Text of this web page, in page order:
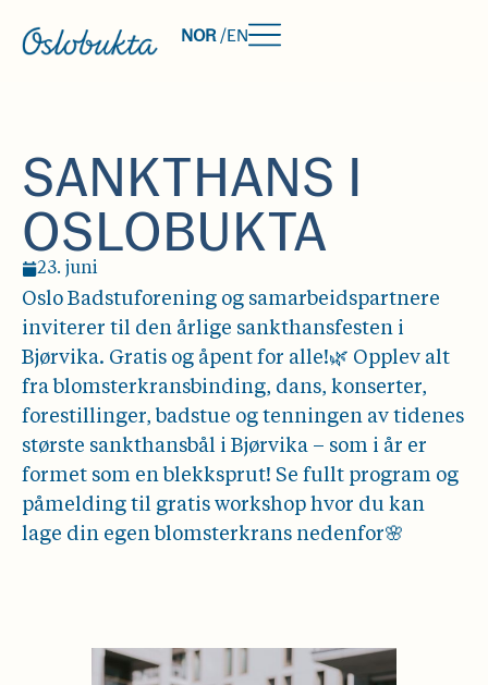
NOR/EN
SANKTHANS I
OSLOBUKTA
23. juni
Oslo Badstuforening og samarbeidspartnere
inviterer til den årlige sankthansfesten i
Bjørvika. Gratis og åpent for alle!🌿 Opplev alt
fra blomsterkransbinding, dans, konserter,
forestillinger, badstue og tenningen av tidenes
største sankthansbål i Bjørvika – som i år er
formet som en blekksprut! Se fullt program og
påmelding til gratis workshop hvor du kan
lage din egen blomsterkrans nedenfor🌸